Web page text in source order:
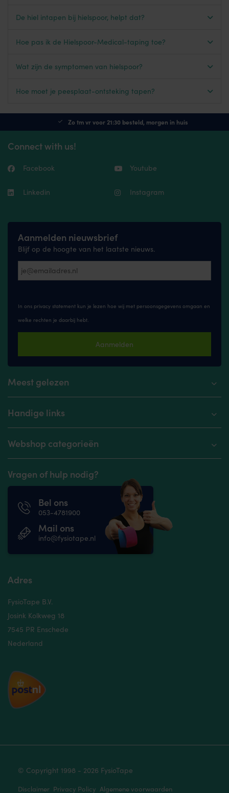
De hiel intapen bij hielspoor, helpt dat?
Hoe pas ik de Hielspoor-Medical-taping toe?
Wat zijn de symptomen van hielspoor?
Hoe moet je peesplaat-ontsteking tapen?
Zo tm vr voor 21:30 besteld, morgen in huis
Connect with us!
Facebook Youtube
Linkedin Instagram
Aanmelden nieuwsbrief
Blijf op de hoogte van het laatste nieuws.
In ons privacy statement kun je lezen hoe wij met persoonsgegevens omgaan en
welke rechten je daarbij hebt.
Aanmelden
Meest gelezen
Handige links
Webshop categorieën
Vragen of hulp nodig?
Bel ons
053-4781900
Mail ons
info@fysiotape.nl
Adres
FysioTape B.V.
Josink Kolkweg 18
7545 PR Enschede
Nederland
© Copyright 1998 - 2026 FysioTape
Disclaimer Privacy Policy Algemene voorwaarden